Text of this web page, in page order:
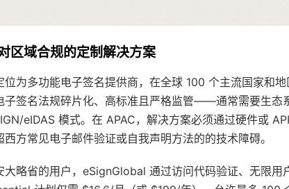
区域合规的定制解决方案
为多功能电子签名提供商，在全球 100 个主流国家和
子签名法规碎片化、高标准且严格监管——通常需要生态
eIDAS 模式。在 APAC，解决方案必须通过硬件或
方常见电子邮件验证或自我声明方法的的技术障碍。
大略省的用户，eSignGlobal 通过访问代码验证、无限用